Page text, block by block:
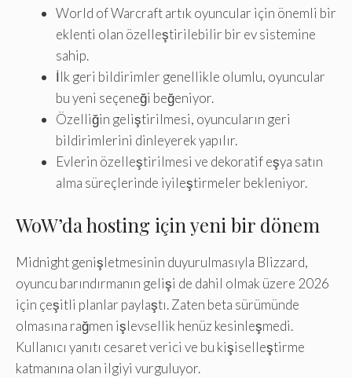
World of Warcraft artık oyuncular için önemli bir
eklenti olan özelleştirilebilir bir ev sistemine
sahip.
İlk geri bildirimler genellikle olumlu, oyuncular
bu yeni seçeneği beğeniyor.
Özelliğin geliştirilmesi, oyuncuların geri
bildirimlerini dinleyerek yapılır.
Evlerin özelleştirilmesi ve dekoratif eşya satın
alma süreçlerinde iyileştirmeler bekleniyor.
WoW’da hosting için yeni bir dönem
Midnight genişletmesinin duyurulmasıyla Blizzard,
oyuncu barındırmanın gelişi de dahil olmak üzere 2026
için çeşitli planlar paylaştı. Zaten beta sürümünde
olmasına rağmen işlevsellik henüz kesinleşmedi.
Kullanıcı yanıtı cesaret verici ve bu kişiselleştirme
katmanına olan ilgiyi vurguluyor.